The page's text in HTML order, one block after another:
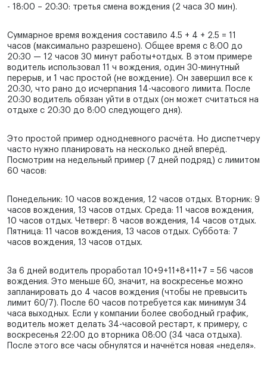
- 18:00 – 20:30: третья смена вождения (2 часа 30 мин).
Суммарное время вождения составило 4.5 + 4 + 2.5 = 11
часов (максимально разрешено). Общее время с 8:00 до
20:30 — 12 часов 30 минут работы+отдых. В этом примере
водитель использовал 11 ч вождения, один 30-минутный
перерыв, и 1 час простой (не вождение). Он завершил все к
20:30, что рано до исчерпания 14-часового лимита. После
20:30 водитель обязан уйти в отдых (он может считаться на
отдыхе с 20:30 до 8:00 следующего дня).
Это простой пример однодневного расчёта. Но диспетчеру
часто нужно планировать на несколько дней вперёд.
Посмотрим на недельный пример (7 дней подряд) с лимитом
60 часов:
Понедельник: 10 часов вождения, 12 часов отдых. Вторник: 9
часов вождения, 13 часов отдых. Среда: 11 часов вождения,
10 часов отдых. Четверг: 8 часов вождения, 14 часов отдых.
Пятница: 11 часов вождения, 13 часов отдых. Суббота: 7
часов вождения, 13 часов отдых.
За 6 дней водитель проработал 10+9+11+8+11+7 = 56 часов
вождения. Это меньше 60, значит, на воскресенье можно
запланировать до 4 часов вождения (чтобы не превысить
лимит 60/7). После 60 часов потребуется как минимум 34
часа выходных. Если у компании более свободный график,
водитель может делать 34-часовой рестарт, к примеру, с
воскресенья 22:00 до вторника 08:00 (34 часа отдыха).
После этого все часы обнулятся и начнётся новая «неделя».